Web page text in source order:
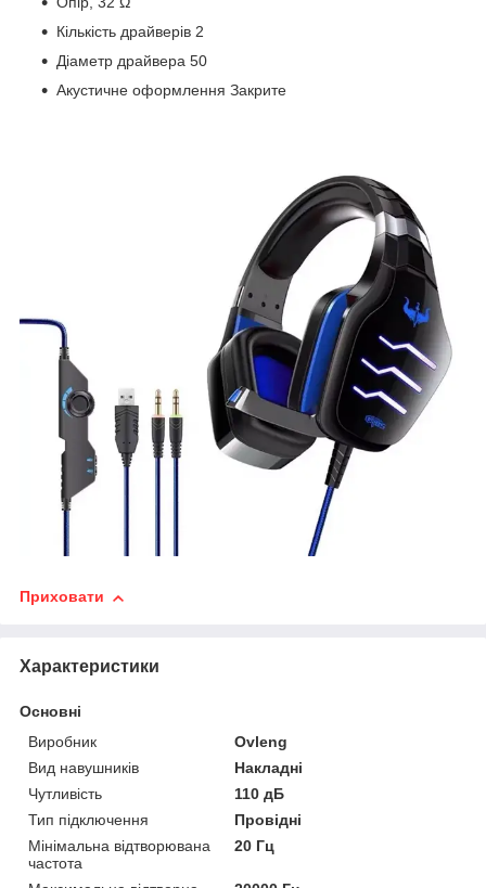
Кількість драйверів 2
Діаметр драйвера 50
Акустичне оформлення Закрите
Приховати
Характеристики
Основні
Виробник
Ovleng
Вид навушників
Накладні
Чутливість
110 дБ
Тип підключення
Провідні
Мінімальна відтворювана
частота
20 Гц